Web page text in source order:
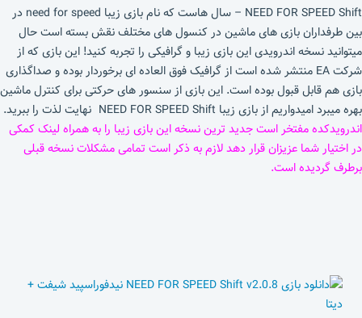
NEED FOR SPEED Shift – سال هاست که نام بازی زیبا need for speed در
بین طرفداران بازی های ماشین در کنسول های مختلف نقش بسته است حال
میتوانید نسخه اندرویدی این بازی زیبا و گرافیکی را تجربه کنید! این بازی که از
شرکت EA منتشر شده است از گرافیک فوق العاده ای برخوردار بوده و صداگذاری
بازی هم قابل قبول بوده است. این بازی از سنسور های حرکتی برای کنترل ماشین
بهره میبرد امیدواریم از بازی زیبا NEED FOR SPEED Shift نهایت لذت را ببرید.
اندرویدکده مفتخر است جدید ترین نسخه این بازی زیبا را به همراه لینک کمکی
در اختیار شما عزیزان قرار دهد لازم به ذکر است تمامی مشکلات نسخه قبلی
برطرف گردیده است.